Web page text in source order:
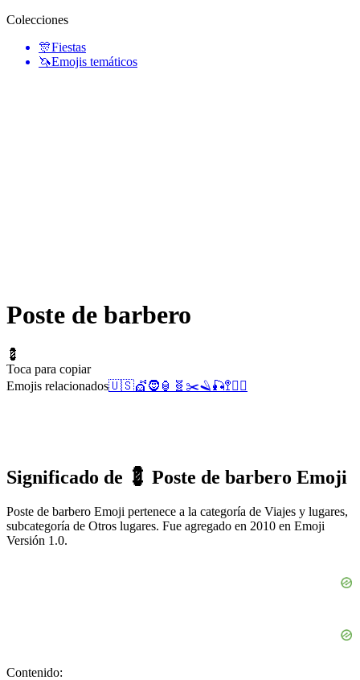
Colecciones
🎊Fiestas
🦄Emojis temáticos
Poste de barbero
💈
Toca para copiar
Emojis relacionados🇺🇸💇🧔 🏮 🧬 ✂️🪒🎣🚏🧔‍♂️
Significado de 💈 Poste de barbero Emoji
Poste de barbero Emoji pertenece a la categoría de Viajes y lugares,
subcategoría de Otros lugares. Fue agregado en 2010 en Emoji
Versión 1.0.
Contenido: